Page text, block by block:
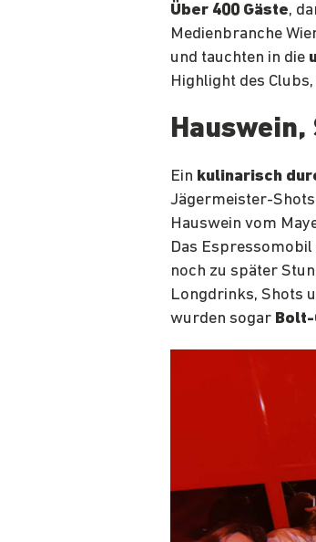
Über 400 Gäste,
Medienbranche
und tauchten in die
Highlight des
Hauswein,
Ein kulinarisch
Jägermeister-
Hauswein vom
Das
noch zu später
Longdrinks, Shots
wurden sogar